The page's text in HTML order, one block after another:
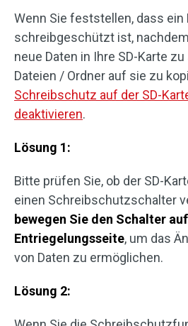
Wenn Sie feststellen, dass ein
schreibgeschützt ist,
neue Daten in Ihre SD-Karte
Dateien / Ordner auf sie zu
Schreibschutz auf der SD-
deaktivieren.
Lösung 1:
Bitte prüfen Sie, ob der SD-
einen Schreibschutzschalter
bewegen Sie den Schalter
Entriegelungsseite, um das
von Daten zu ermöglichen.
Lösung 2: